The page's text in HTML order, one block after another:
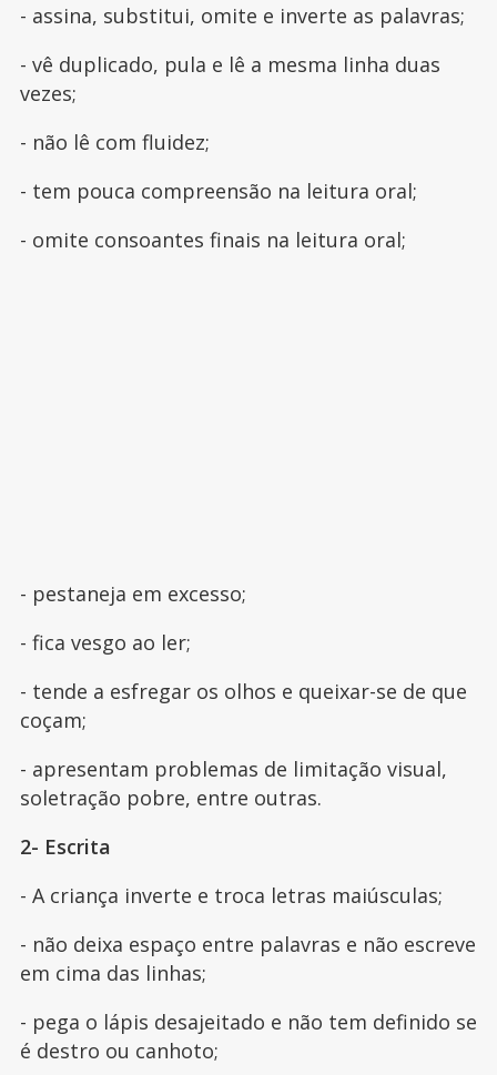
- assina, substitui, omite e inverte as palavras;
- vê duplicado, pula e lê a mesma linha duas
vezes;
- não lê com fluidez;
- tem pouca compreensão na leitura oral;
- omite consoantes finais na leitura oral;
- pestaneja em excesso;
- fica vesgo ao ler;
- tende a esfregar os olhos e queixar-se de que
coçam;
- apresentam problemas de limitação visual,
soletração pobre, entre outras.
2- Escrita
- A criança inverte e troca letras maiúsculas;
- não deixa espaço entre palavras e não escreve
em cima das linhas;
- pega o lápis desajeitado e não tem definido se
é destro ou canhoto;